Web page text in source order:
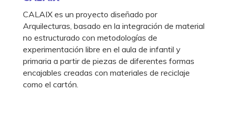
CALAIX es un proyecto diseñado por
Arquilecturas, basado en la integración de material
no estructurado con metodologías de
experimentación libre en el aula de infantil y
primaria a partir de piezas de diferentes formas
encajables creadas con materiales de reciclaje
como el cartón.